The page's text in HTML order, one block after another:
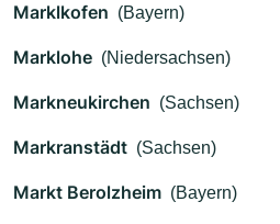
Marklkofen (Bayern)
Marklohe (Niedersachsen)
Markneukirchen (Sachsen)
Markranstädt (Sachsen)
Markt Berolzheim (Bayern)